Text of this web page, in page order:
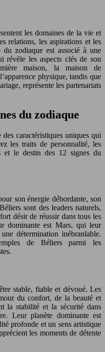
les domaines de la vie et
relations, les aspirations et les
zodiaque est associé à une
révèle les aspects clés de son
maison, la maison de
physique, tandis que
représente les partenariats
du zodiaque
caractéristiques uniques qui
les traits de personnalité, les
et le destin des 12 signes du
son énergie débordante, son
sont des leaders naturels,
désir de réussir dans tous les
dominante est Mars, qui leur
détermination inébranlable.
de Béliers parmi les
stable, fiable et dévoué. Les
du confort, de la beauté et
la stabilité et la sécurité dans
Leur planète dominante est
profonde et un sens artistique
les moments de détente